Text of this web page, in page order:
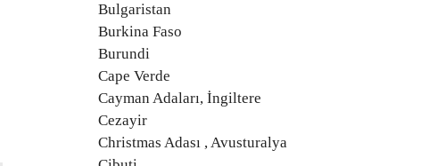
Bulgaristan
Burkina Faso
Burundi
Cape Verde
Cayman Adaları, İngiltere
Cezayir
Christmas Adası , Avusturalya